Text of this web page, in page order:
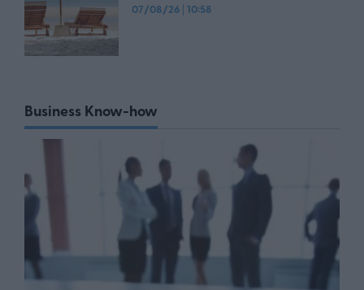
07/08/26 | 10:58
Business Know-how